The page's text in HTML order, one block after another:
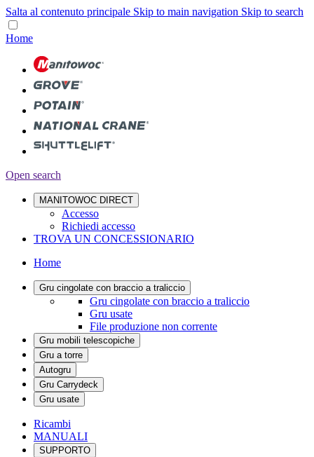
Salta al contenuto principale Skip to main navigation Skip to search
Home
Open search
MANITOWOC DIRECT
Accesso
Richiedi accesso
TROVA UN CONCESSIONARIO
Home
Gru cingolate con braccio a traliccio
Gru cingolate con braccio a traliccio
Gru usate
File produzione non corrente
Gru mobili telescopiche
Gru a torre
Autogru
Gru Carrydeck
Gru usate
Ricambi
MANUALI
SUPPORTO